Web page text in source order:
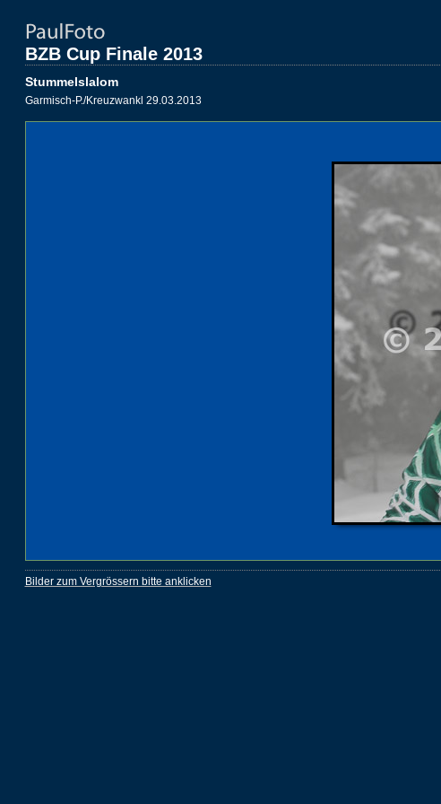
BZB Cup Finale 2013
Stummelslalom
Garmisch-P./Kreuzwankl 29.03.2013
Bilder zum Vergrössern bitte anklicken